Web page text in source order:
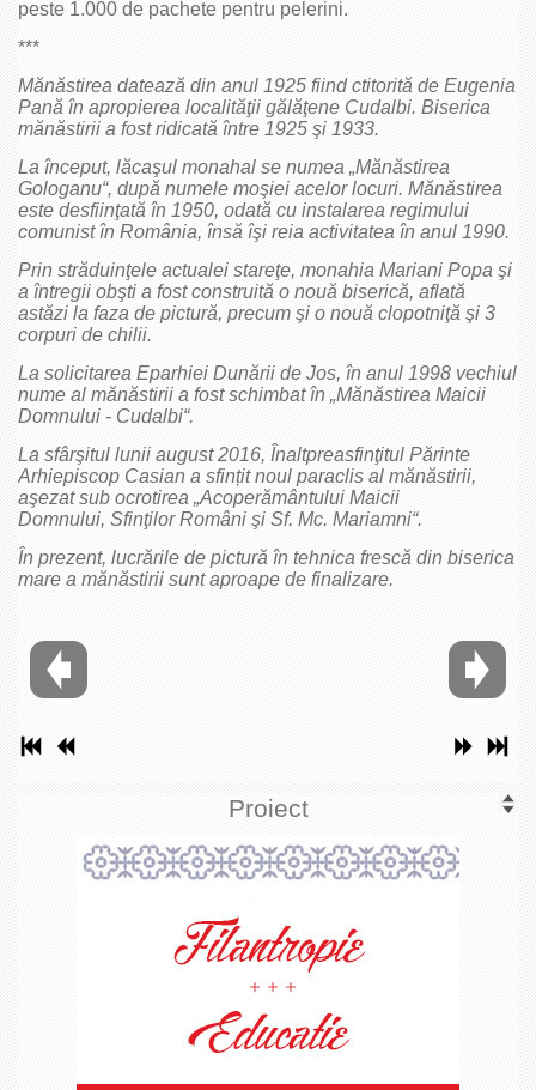
peste 1.000 de pachete pentru pelerini.
***
Mănăstirea datează din anul 1925 fiind ctitorită de Eugenia
Pană în apropierea localităţii gălăţene Cudalbi. Biserica
mănăstirii a fost ridicată între 1925 şi 1933.
La început, lăcaşul monahal se numea „Mănăstirea
Gologanu“, după numele moşiei acelor locuri. Mănăstirea
este desfiinţată în 1950, odată cu instalarea regimului
comunist în România, însă îşi reia activitatea în anul 1990.
Prin străduinţele actualei stareţe, monahia Mariani Popa şi
a întregii obşti a fost construită o nouă biserică, aflată
astăzi la faza de pictură, precum şi o nouă clopotniţă şi 3
corpuri de chilii.
La solicitarea Eparhiei Dunării de Jos, în anul 1998 vechiul
nume al mănăstirii a fost schimbat în „Mănăstirea Maicii
Domnului - Cudalbi“.
La sfârşitul lunii august 2016, Înaltpreasfinţitul Părinte
Arhiepiscop Casian a sfințit noul paraclis al mănăstirii,
aşezat sub ocrotirea „Acoperământului Maicii
Domnului, Sfinţilor Români şi Sf. Mc. Mariamni“.
În prezent, lucrările de pictură în tehnica frescă din biserica
mare a mănăstirii sunt aproape de finalizare.
Proiect